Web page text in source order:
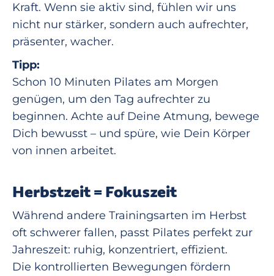
Kraft. Wenn sie aktiv sind, fühlen wir uns
nicht nur stärker, sondern auch aufrechter,
präsenter, wacher.
Tipp:
Schon 10 Minuten Pilates am Morgen
genügen, um den Tag aufrechter zu
beginnen. Achte auf Deine Atmung, bewege
Dich bewusst – und spüre, wie Dein Körper
von innen arbeitet.
Herbstzeit = Fokuszeit
Während andere Trainingsarten im Herbst
oft schwerer fallen, passt Pilates perfekt zur
Jahreszeit: ruhig, konzentriert, effizient.
Die kontrollierten Bewegungen fördern